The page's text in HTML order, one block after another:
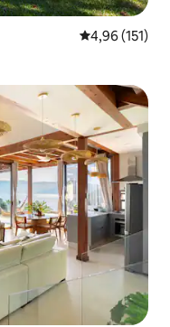
Priemerné
4,96 (151)